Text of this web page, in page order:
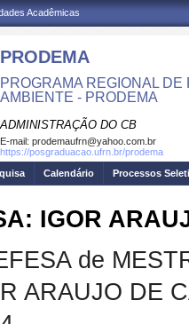
Acadêmicas
PRODEMA
PROGRAMA REGIONAL
AMBIENTE - PRODEMA
ADMINISTRAÇÃO DO CB
E-mail: prodemaufrn@yahoo.com.br
https://posgraduacao.ufrn.br/prodema
Calendário Processos
IGOR
de
ARAUJO DE